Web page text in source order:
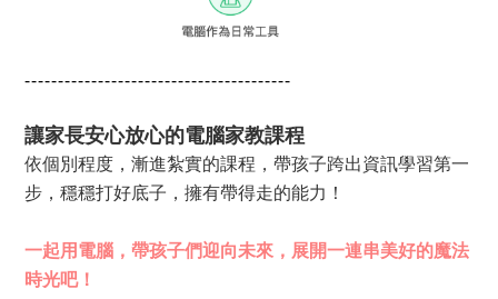
----------------------------------------
讓家長安心放心的電腦家教課程
依個別程度， 漸進紮實的課程， 帶孩子跨出資訊學習第一
步，穩穩打好底子， 擁有帶得走的能力 ！
一起用電腦，帶孩子們迎向未來， 展開一連串美好的魔法
時光吧！